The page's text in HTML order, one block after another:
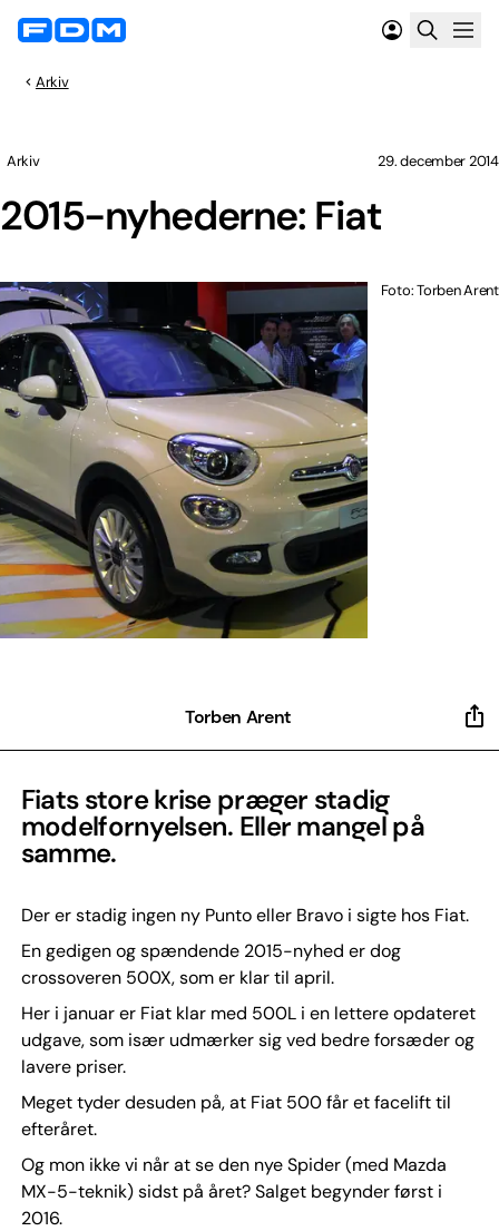
Arkiv
2015-nyhederne: Fiat
Arkiv 29. december 2014
Foto: Torben Arent
Torben Arent
Fiats store krise præger stadig
modelfornyelsen. Eller mangel på
samme.
Der er stadig ingen ny Punto eller Bravo i sigte hos Fiat.
En gedigen og spændende 2015-nyhed er dog
crossoveren 500X, som er klar til april.
Her i januar er Fiat klar med 500L i en lettere opdateret
udgave, som især udmærker sig ved bedre forsæder og
lavere priser.
Meget tyder desuden på, at Fiat 500 får et facelift til
efteråret.
Og mon ikke vi når at se den nye Spider (med Mazda
MX-5-teknik) sidst på året? Salget begynder først i
2016.